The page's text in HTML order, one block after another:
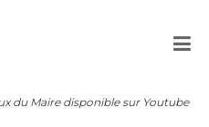
du Maire disponible sur Youtube